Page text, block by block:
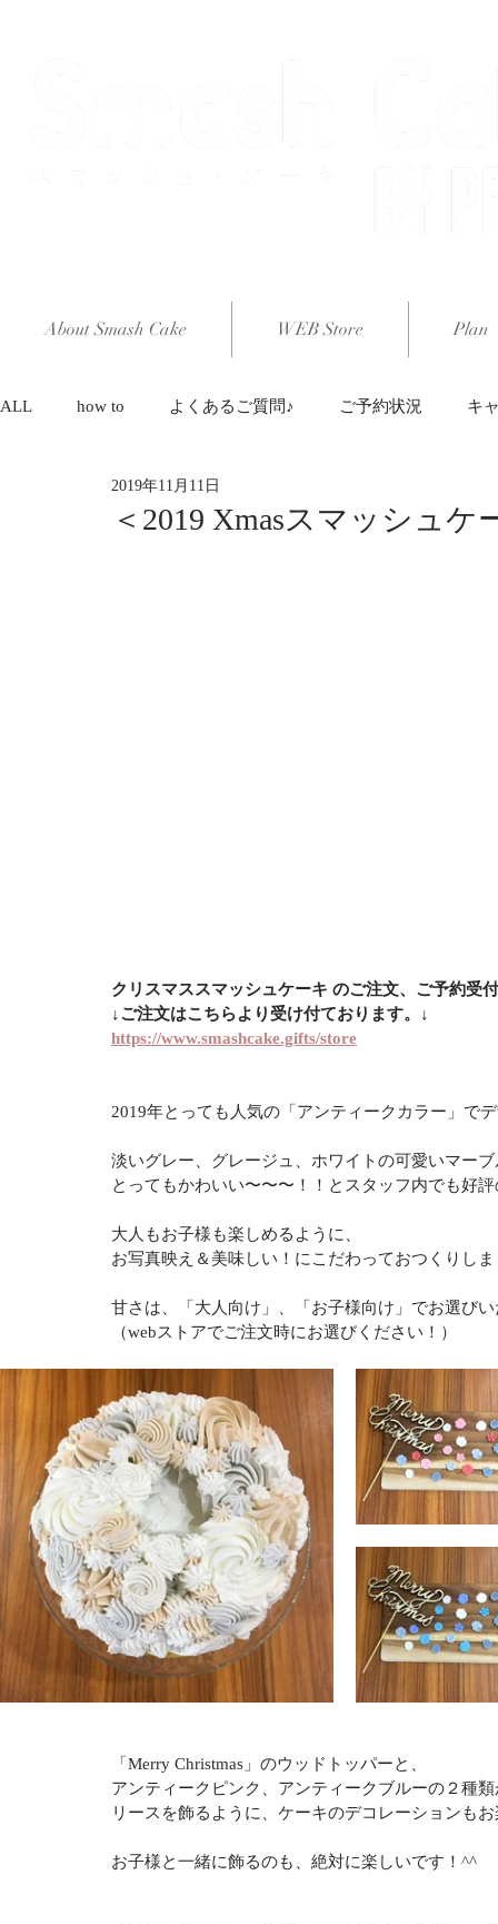
About Smash Cake WEB Store Plan
ALL how to よくあるご質問♪ ご予約状況 キ
＜2019 Xmasスマッシュ
2019年11月11日
クリスマススマッシュケーキ のご注文、ご予約受
↓ご注文はこちらより受け付ております。↓
https://www.smashcake.gifts/store
2019年とっても人気の「アンティークカラー」で
淡いグレー、グレージュ、ホワイトの可愛いマー
とってもかわいい〜〜〜！！とスタッフ内でも好
大人もお子様も楽しめるように、
お写真映え＆美味しい！にこだわっておつくりし
甘さは、「大人向け」、「お子様向け」でお選び
（webストアでご注文時にお選びください！）
「Merry Christmas」のウッドトッパーと、
アンティークピンク、アンティークブルーの２種
リースを飾るように、ケーキのデコレーションも
お子様と一緒に飾るのも、絶対に楽しいです！^^